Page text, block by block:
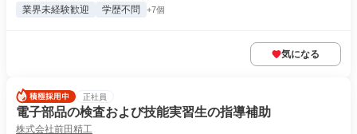
業界未経験歓迎 学歴不問 +7個
気になる
正社員
電子部品の検査および技能実習生の指導補助
株式会社前田精工